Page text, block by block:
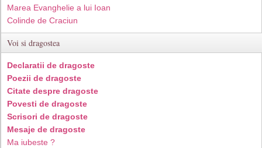
Marea Evanghelie a lui Ioan
Colinde de Craciun
Voi si dragostea
Declaratii de dragoste
Poezii de dragoste
Citate despre dragoste
Povesti de dragoste
Scrisori de dragoste
Mesaje de dragoste
Ma iubeste ?